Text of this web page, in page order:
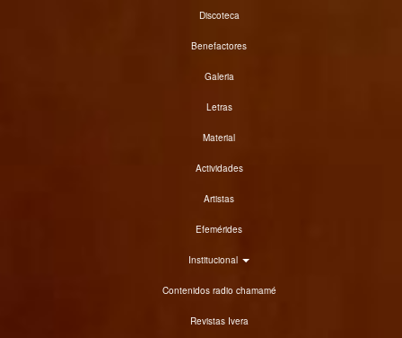
Discoteca
Benefactores
Galeria
Letras
Material
Actividades
Artistas
Efemérides
Institucional
Contenidos radio chamamé
Revistas Ivera